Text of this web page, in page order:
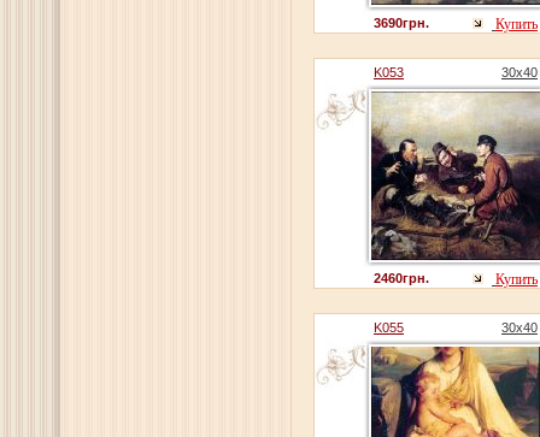
3690грн. Купить
K053 30x40
2460грн. Купить
K055 30x40